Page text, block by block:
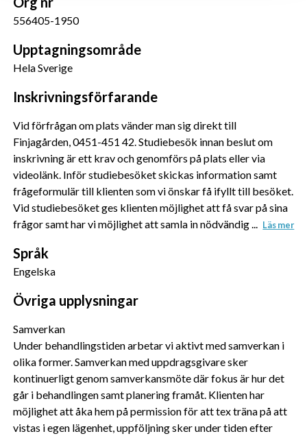
Vi använder enhetsidentifierare för att anpassa innehållet
och annonserna till användarna, tillhandahålla funktioner
vidarebefordrar även sådana identifierare och annan
information från din enhet till de sociala medier och
Dessa kan i sin tur kombinera informationen med annan
samlat in när du har använt deras tjänster.
556405-1950
Upptagningsområde
Hela Sverige
Inskrivningsförfarande
Vid förfrågan om plats vänder man sig direkt till
Finjagården, 0451-451 42. Studiebesök innan beslut om
inskrivning är ett krav och genomförs på plats eller via
videolänk. Inför studiebesöket skickas information samt
frågeformulär till klienten som vi önskar få ifyllt till besöket.
Vid studiebesöket ges klienten möjlighet att få svar på sina
frågor samt har vi möjlighet att samla in nödvändig ... Läs mer
Språk
Engelska
Övriga upplysningar
Samverkan
Under behandlingstiden arbetar vi aktivt med samverkan i
olika former. Samverkan med uppdragsgivare sker
kontinuerligt genom samverkansmöte där fokus är hur det
går i behandlingen samt planering framåt. Klienten har
möjlighet att åka hem på permission för att tex träna på att
vistas i egen lägenhet, uppföljning sker under tiden efter